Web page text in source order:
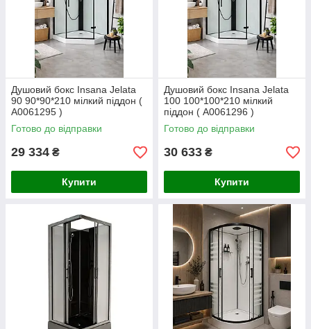
Душовий бокс Insana Jelata
90 90*90*210 мілкий піддон (
А0061295 )
Готово до відправки
29 334 ₴
Купити
Душовий бокс Insana Jelata
100 100*100*210 мілкий
піддон ( А0061296 )
Готово до відправки
30 633 ₴
Купити